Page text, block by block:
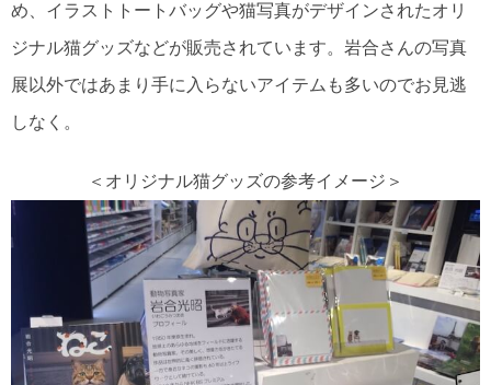
め、イラストトートバッグや猫写真がデザインされたオリ
ジナル猫グッズなどが販売されています。岩合さんの写真
展以外ではあまり手に入らないアイテムも多いのでお見逃
しなく。
＜オリジナル猫グッズの参考イメージ＞